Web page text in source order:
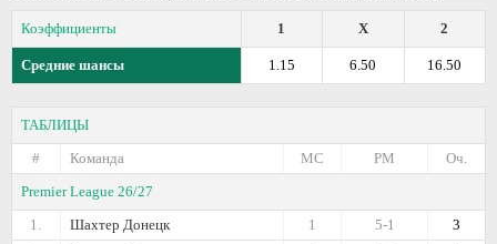
Коэффициенты 2
X
1
Средние шансы 16.50
6.50
1.15
ТАБЛИЦЫ
#
Команда Оч.
РМ
МС
Premier League 26/27
1.
Шахтер Донецк 3
5-1
1